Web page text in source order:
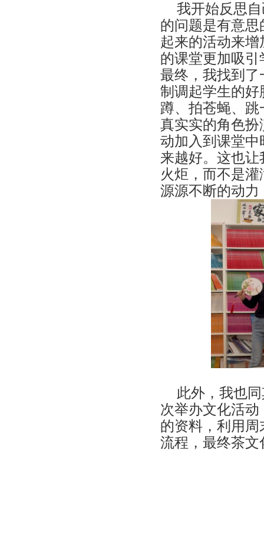
我开始反思
的问题是有意
起来的活动来
的课堂更加吸
最终，我找到了
制调起学生的好
蹲、拍苍蝇、
真实实的角色
动加入到课堂
来越好。这也
火炬，而不是
源源不断的动力
此外，我也
次举办文化活
的资料，利用
流程，最终茶